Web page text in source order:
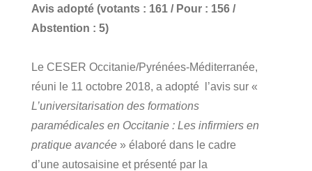
Avis adopté (votants : 161 / Pour : 156 /
Abstention : 5)
Le CESER Occitanie/Pyrénées-Méditerranée,
réuni le 11 octobre 2018, a adopté l’avis sur «
L’universitarisation des formations
paramédicales en Occitanie : Les infirmiers en
pratique avancée » élaboré dans le cadre
d’une autosaisine et présenté par la